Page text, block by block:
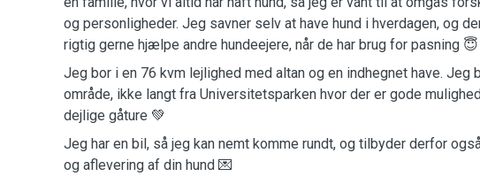
og personligheder. Jeg savner selv at have hund i hverdagen, og
rigtig gerne hjælpe andre hundeejere, når de har brug for pasning 😇
Jeg bor i en 76 kvm lejlighed med altan og en indhegnet have. Jeg
område, ikke langt fra Universitetsparken hvor der er gode
dejlige gåture 💚
Jeg har en bil, så jeg kan nemt komme rundt, og tilbyder derfor
og aflevering af din hund 💌